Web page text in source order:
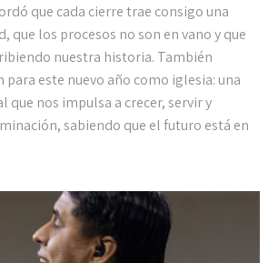
que cada cierre trae consigo una
que los procesos no son en vano y que
nuestra historia. También
para este nuevo año como iglesia: una
que nos impulsa a crecer, servir y
sabiendo que el futuro está en